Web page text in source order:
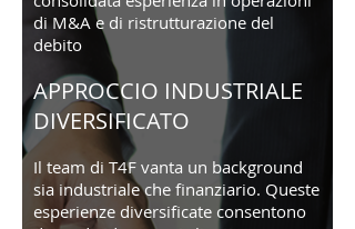
di M&A e di ristrutturazione del
debito
APPROCCIO INDUSTRIALE
DIVERSIFICATO
Il team di T4F vanta un background
sia industriale che finanziario. Queste
esperienze diversificate consentono